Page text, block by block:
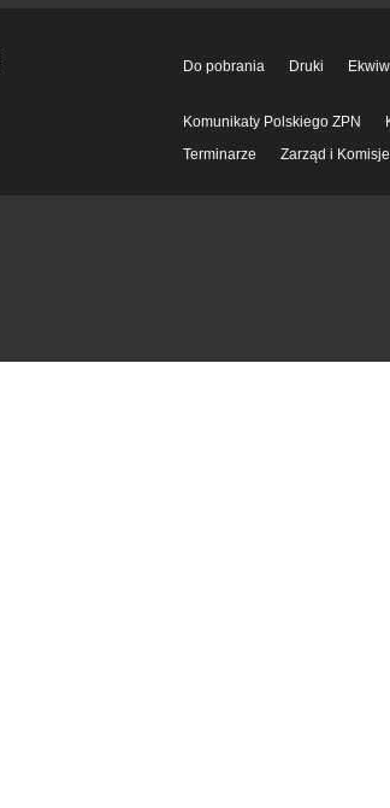
Do pobrania Druki
Komunikaty Polskiego ZPN
Terminarze
Zarząd i Komisje